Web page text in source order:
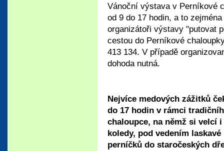
Vánoční výstava v Perníkové
od 9 do 17 hodin, a to
organizátoři výstavy "putovat
cestou do Perníkové
413 134. V případě
dohoda nutná.
Nejvíce medových zážitků
do 17 hodin v rámci
chaloupce, na němž si velcí
koledy, pod vedením
perníčků do staročeských